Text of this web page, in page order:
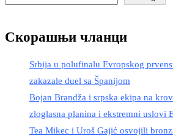
Скорашњи чланци
Srbija u polufinalu Evropskog
zakazale duel sa Španijom
Bojan Brandža i srpska ekipa na
zloglasna planina i ekstremni uslovi
Tea Mikec i Uroš Gajić osvojili